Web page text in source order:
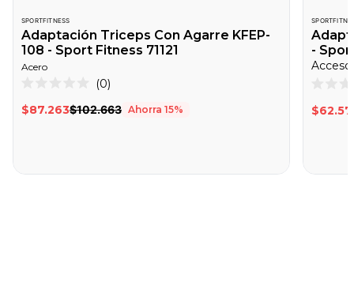
SPORTFITNESS
Adaptación Triceps Con Agarre KFEP-
108 - Sport Fitness 71121
Acero
0
de
0
para
$87.263$102.663 Ahorra 15%
-
0
de